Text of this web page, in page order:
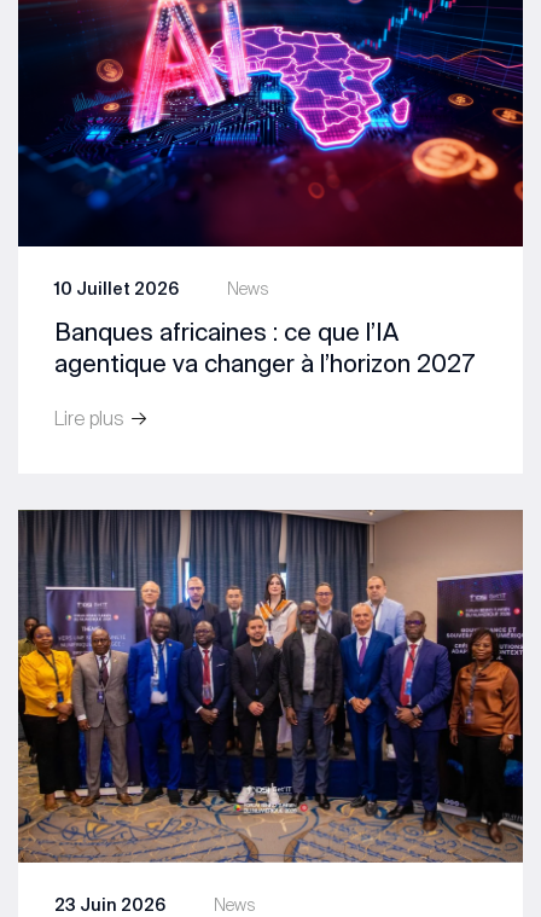
News
10 Juillet 2026
Banques africaines : ce que l’IA
agentique va changer à l’horizon 2027
Lire plus
News
23 Juin 2026